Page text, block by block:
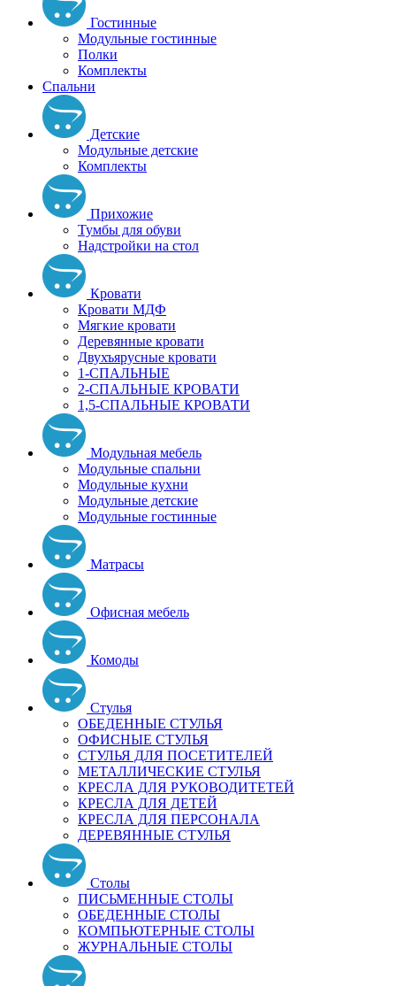
Гостинные
Модульные гостинные
Полки
Комплекты
Спальни
Детские
Модульные детские
Комплекты
Прихожие
Тумбы для обуви
Надстройки на стол
Кровати
Кровати МДФ
Мягкие кровати
Деревянные кровати
Двухъярусные кровати
1-СПАЛЬНЫЕ
2-СПАЛЬНЫЕ КРОВАТИ
1,5-СПАЛЬНЫЕ КРОВАТИ
Модульная мебель
Модульные спальни
Модульные кухни
Модульные детские
Модульные гостинные
Матрасы
Офисная мебель
Комоды
Стулья
ОБЕДЕННЫЕ СТУЛЬЯ
ОФИСНЫЕ СТУЛЬЯ
СТУЛЬЯ ДЛЯ ПОСЕТИТЕЛЕЙ
МЕТАЛЛИЧЕСКИЕ СТУЛЬЯ
КРЕСЛА ДЛЯ РУКОВОДИТЕТЕЙ
КРЕСЛА ДЛЯ ДЕТЕЙ
КРЕСЛА ДЛЯ ПЕРСОНАЛА
ДЕРЕВЯННЫЕ СТУЛЬЯ
Столы
ПИСЬМЕННЫЕ СТОЛЫ
ОБЕДЕННЫЕ СТОЛЫ
КОМПЬЮТЕРНЫЕ СТОЛЫ
ЖУРНАЛЬНЫЕ СТОЛЫ